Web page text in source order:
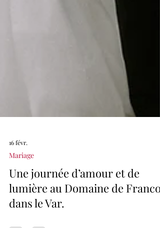
16 févr.
Mariage